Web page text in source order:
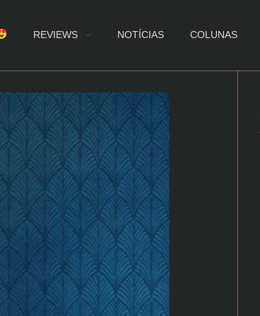
REVIEWS NOTÍCIAS COLUNAS